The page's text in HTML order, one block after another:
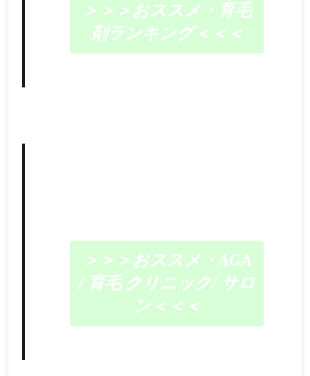
＞＞＞おススメ・育毛
剤ランキング＜＜＜
＞＞＞おススメ・AGA
/ 育毛 クリニック/ サロ
ン＜＜＜